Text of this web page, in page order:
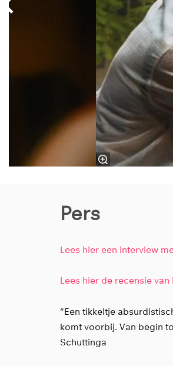
Pers
Lees hier een interview
Lees hier de recensie
"Een tikkeltje
komt voorbij. Van begin
Schuttinga